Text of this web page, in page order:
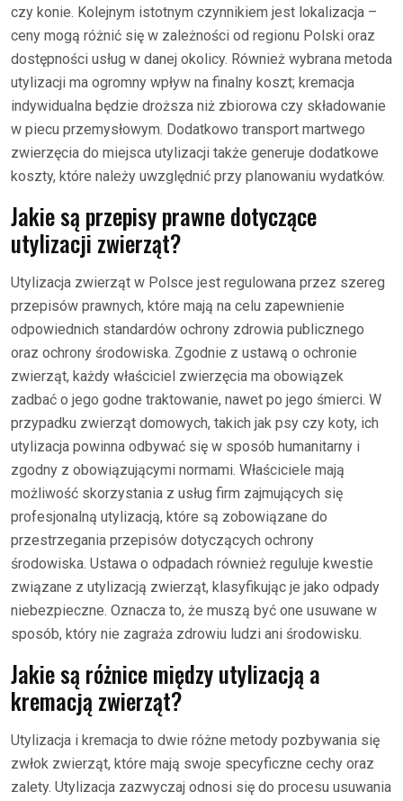
czy konie. Kolejnym istotnym czynnikiem jest lokalizacja –
ceny mogą różnić się w zależności od regionu Polski oraz
dostępności usług w danej okolicy. Również wybrana metoda
utylizacji ma ogromny wpływ na finalny koszt; kremacja
indywidualna będzie droższa niż zbiorowa czy składowanie
w piecu przemysłowym. Dodatkowo transport martwego
zwierzęcia do miejsca utylizacji także generuje dodatkowe
koszty, które należy uwzględnić przy planowaniu wydatków.
Jakie są przepisy prawne dotyczące
utylizacji zwierząt?
Utylizacja zwierząt w Polsce jest regulowana przez szereg
przepisów prawnych, które mają na celu zapewnienie
odpowiednich standardów ochrony zdrowia publicznego
oraz ochrony środowiska. Zgodnie z ustawą o ochronie
zwierząt, każdy właściciel zwierzęcia ma obowiązek
zadbać o jego godne traktowanie, nawet po jego śmierci. W
przypadku zwierząt domowych, takich jak psy czy koty, ich
utylizacja powinna odbywać się w sposób humanitarny i
zgodny z obowiązującymi normami. Właściciele mają
możliwość skorzystania z usług firm zajmujących się
profesjonalną utylizacją, które są zobowiązane do
przestrzegania przepisów dotyczących ochrony
środowiska. Ustawa o odpadach również reguluje kwestie
związane z utylizacją zwierząt, klasyfikując je jako odpady
niebezpieczne. Oznacza to, że muszą być one usuwane w
sposób, który nie zagraża zdrowiu ludzi ani środowisku.
Jakie są różnice między utylizacją a
kremacją zwierząt?
Utylizacja i kremacja to dwie różne metody pozbywania się
zwłok zwierząt, które mają swoje specyficzne cechy oraz
zalety. Utylizacja zazwyczaj odnosi się do procesu usuwania